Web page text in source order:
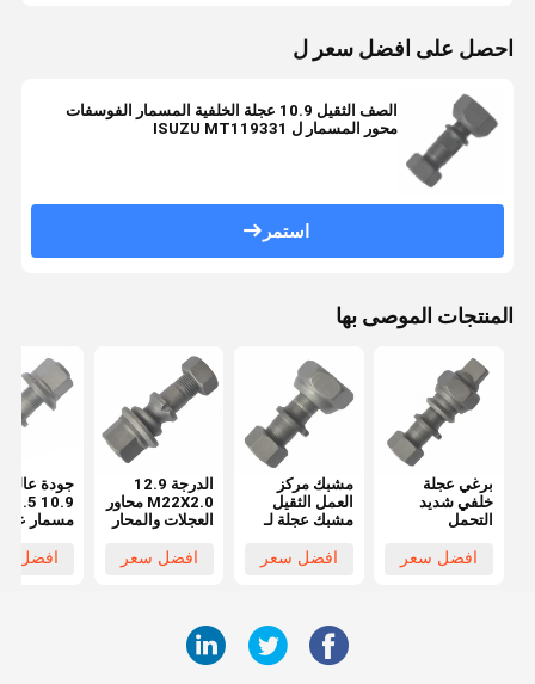
احصل على افضل سعر ل
الصف الثقيل 10.9 عجلة الخلفية المسمار الفوسفات
محور المسمار ل ISUZU MT119331
استمر
المنتجات الموصى بها
برغي عجلة
خلفي شديد
التحمل
Hino FF/MA
افضل سعر
مشبك مركز
العمل الثقيل
مشبك عجلة لـ
الأمامية
افضل سعر
الدرجة 12.9
M22X2.0 محاور
العجلات والمحار
OEM0329613170
افضل سعر
جودة
مسمار
OEM
افضل